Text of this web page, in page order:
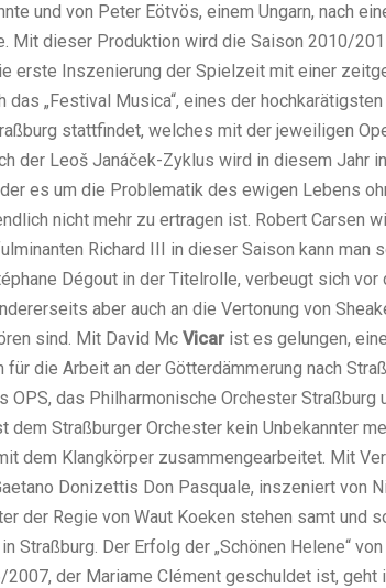
und von Peter Eötvös, einem Ungarn, nach
Mit dieser Produktion wird die Saison 2010/
erste Inszenierung der Spielzeit mit einer
„Festival Musica“, eines der
stattfindet, welches mit der jeweiligen
der Leoš Janáček-Zyklus wird in diesem Jahr
es um die Problematik des ewigen Lebens
nicht mehr zu ertragen ist. Robert Carsen
Richard III in dieser Saison kann man
Dégout in der Titelrolle, verbeugt sich
aber auch an die Vertonung von
sind. Mit David Mc Vicar ist es gelungen,
die Arbeit an der Götterdämmerung nach
OPS, das Philharmonische Orchester Straßburg
dem Straßburger Orchester kein Unbekannter
dem Klangkörper zusammengearbeitet. Mit
Donizettis Don Pasquale, inszeniert von
der Regie von Waut Koeken stehen samt und
Straßburg. Der Erfolg der „Schönen Helene“
der Mariame Clément geschuldet ist, geht